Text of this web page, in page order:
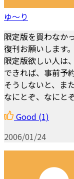
ゆ～り
限定版を買わなか
復刊お願いします。
限定版欲しい人は
できれば、事前予
そうしないと、ま
なにとぞ、なにと
Good (1)
2006/01/24